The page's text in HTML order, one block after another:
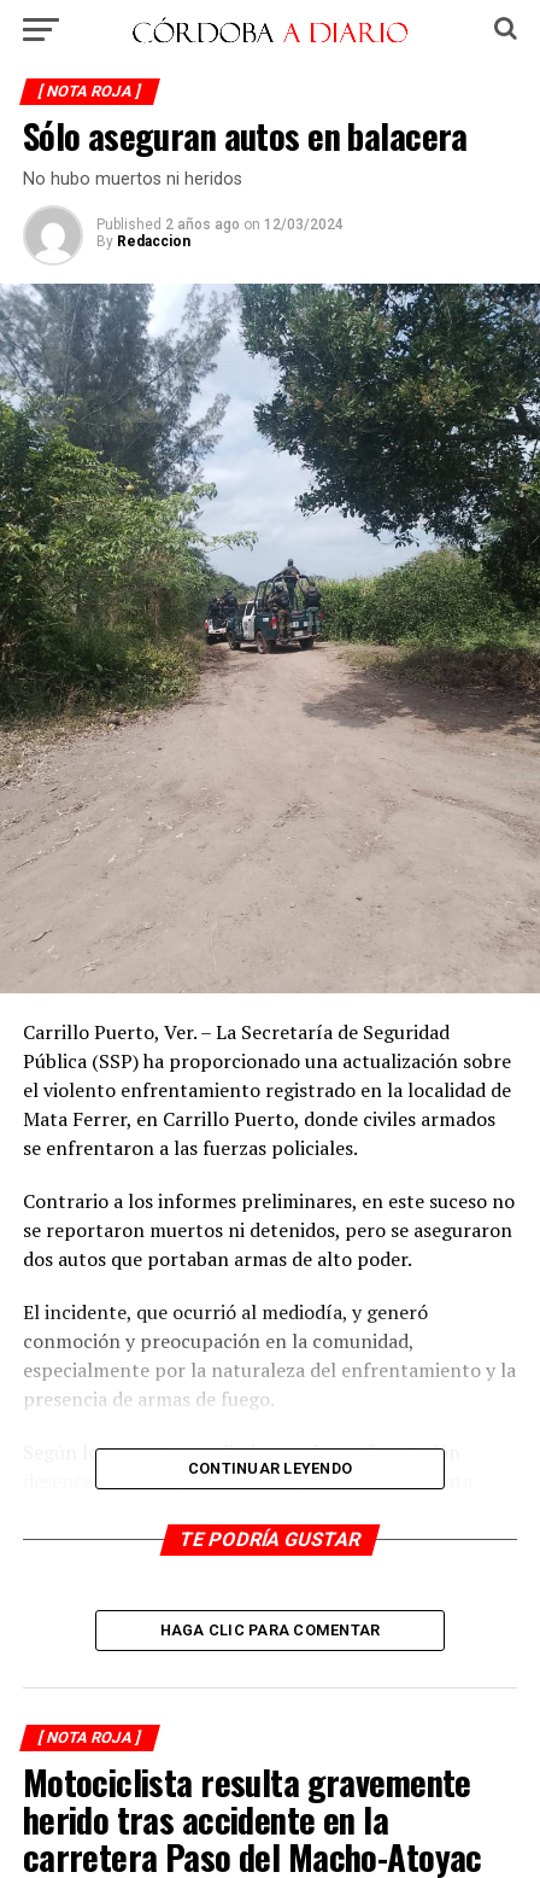
[ NOTA ROJA ]
Sólo aseguran autos en balacera
No hubo muertos ni heridos
Published 2 años ago on 12/03/2024
By Redaccion
Carrillo Puerto, Ver. – La Secretaría de Seguridad
Pública (SSP) ha proporcionado una actualización sobre
el violento enfrentamiento registrado en la localidad de
Mata Ferrer, en Carrillo Puerto, donde civiles armados
se enfrentaron a las fuerzas policiales.
Contrario a los informes preliminares, en este suceso no
se reportaron muertos ni detenidos, pero se aseguraron
dos autos que portaban armas de alto poder.
El incidente, que ocurrió al mediodía, y generó
conmoción y preocupación en la comunidad,
especialmente por la naturaleza del enfrentamiento y la
presencia de armas de fuego.
Según los reportes preliminares, la confrontación
desencadenó una persecución que culminó en Mata
de seguridad y están a la espera de la llegada de las
Interviene Fuerza Civil a un narcomenudista
Balacera en Carrillo Puerto
CONTINUAR LEYENDO
TE PODRÍA GUSTAR
HAGA CLIC PARA COMENTAR
[ NOTA ROJA ]
Motociclista resulta gravemente
herido tras accidente en la
carretera Paso del Macho-Atoyac